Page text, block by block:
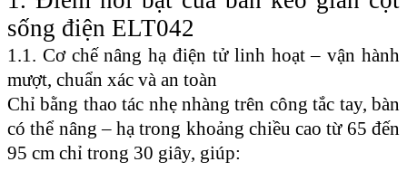
sống điện ELT042
1.1. Cơ chế nâng hạ điện tử linh hoạt – vận hành
mượt, chuẩn xác và an toàn
Chỉ bằng thao tác nhẹ nhàng trên công tắc tay, bàn
có thể nâng – hạ trong khoảng chiều cao từ 65 đến
95 cm chỉ trong 30 giây, giúp: